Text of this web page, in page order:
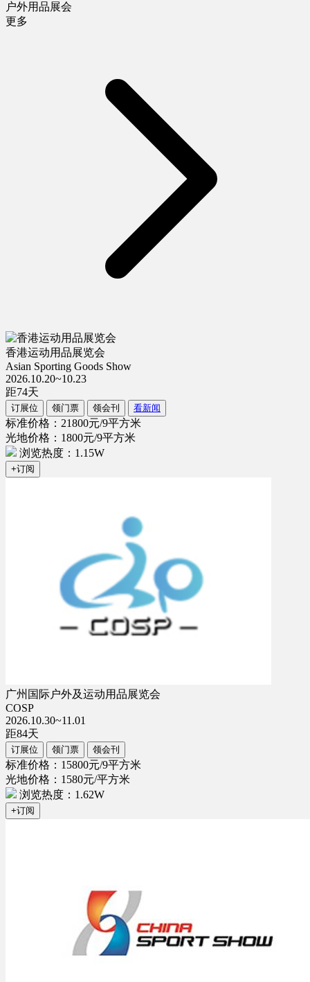
户外用品展会
更多
香港运动用品展览会
Asian Sporting Goods Show
2026.10.20~10.23
距74天
订展位 领门票 领会刊 看新闻
标准价格：21800元/9平方米
光地价格：1800元/9平方米
浏览热度：1.15W
+订阅
广州国际户外及运动用品展览会
COSP
2026.10.30~11.01
距84天
订展位 领门票 领会刊
标准价格：15800元/9平方米
光地价格：1580元/平方米
浏览热度：1.62W
+订阅